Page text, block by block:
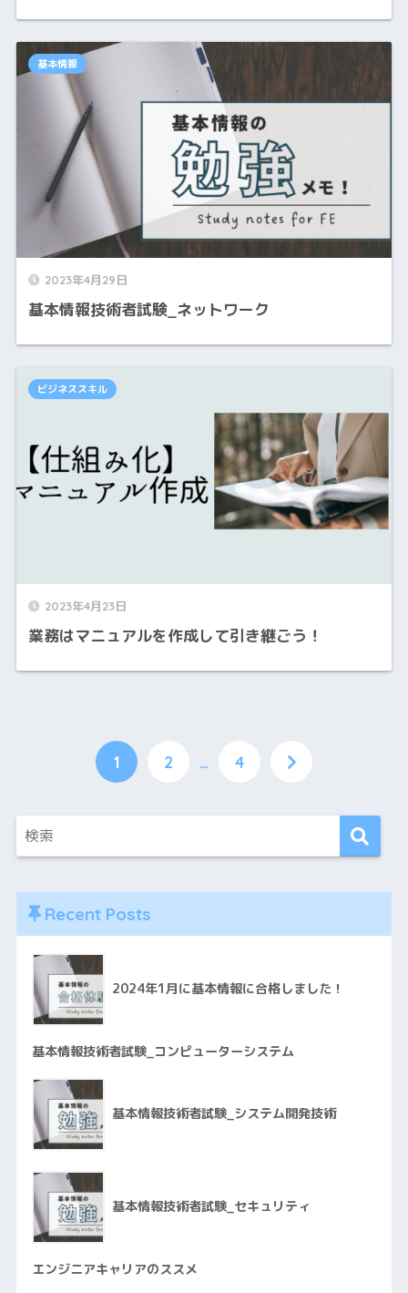
2023年4月29日
基本情報技術者試験_ネットワーク
基本情報
2023年4月23日
業務はマニュアルを作成して引き継ごう！
ビジネススキル
1 2 … 4
Recent Posts
2024年1月に基本情報に合格しました！
基本情報技術者試験_コンピューターシステム
基本情報技術者試験_システム開発技術
基本情報技術者試験_セキュリティ
エンジニアキャリアのススメ